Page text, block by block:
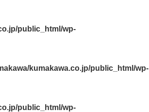
public_html/wp-
kumakawa.co.jp/public_html/wp-
public_html/wp-